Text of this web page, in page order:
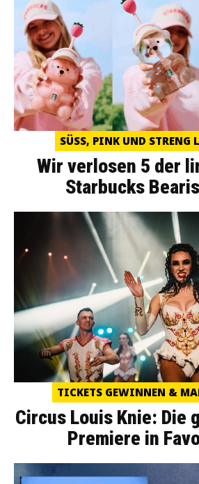
SÜSS, PINK UND STRENG
Wir verlosen 5 der
Starbucks
TICKETS GEWINNEN &
Circus Louis Knie: Die
Premiere in